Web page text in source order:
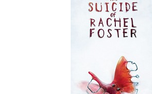
State of Survival